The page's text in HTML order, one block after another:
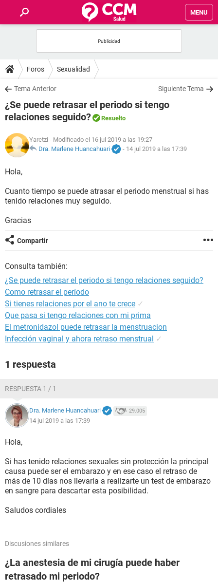
MENU
FOROS
SALUD
FAMILIA
NUTRICIÓN
SEXUALIDAD
Foros Sexualidad
Tema Anterior Siguiente Tema
¿Se puede retrasar el periodo si tengo
relaciones seguido?
Resuelto
Yaretzi - Modificado el 16 jul 2019 a las 19:27
Dra. Marlene Huancahuari
- 14 jul 2019 a las 17:39
Hola,
Cuanto tiempo se puede atrasar el periodo menstrual si has
tenido relaciones muy seguido.
Gracias
Compartir
Consulta también:
¿Se puede retrasar el periodo si tengo relaciones seguido?
Como retrasar el período
Si tienes relaciones por el ano te crece ✓
Que pasa si tengo relaciones con mi prima
El metronidazol puede retrasar la menstruacion
Infección vaginal y ahora retraso menstrual ✓
1 respuesta
RESPUESTA 1 / 1
Dra. Marlene Huancahuari 29.005
14 jul 2019 a las 17:39
Hola,
Si has tenido relaciones sexuales sin protección la principal
causa puede ser el embarazo y en ese caso el retraso de
más de 10 días nos llevaría a realizarte un test de embarazo
en sangre para descartar esta posibilidad.
Saludos cordiales
Discusiones similares
¿La anestesia de mi cirugía puede haber
retrasado mi periodo?